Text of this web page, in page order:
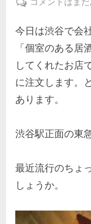
隠
れ
へ
の
コメントはま
今日は渋谷で会
「個室のある居
してくれたお店
に注文します。
あります。
渋谷駅正面の東
最近流行のちょ
しょうか。